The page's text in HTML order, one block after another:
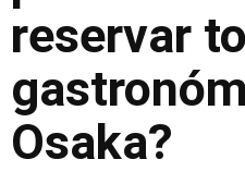
reservar
Osaka?